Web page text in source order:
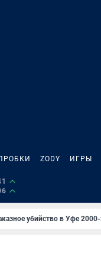
ZODY ИГРЫ
убийство в Уфе